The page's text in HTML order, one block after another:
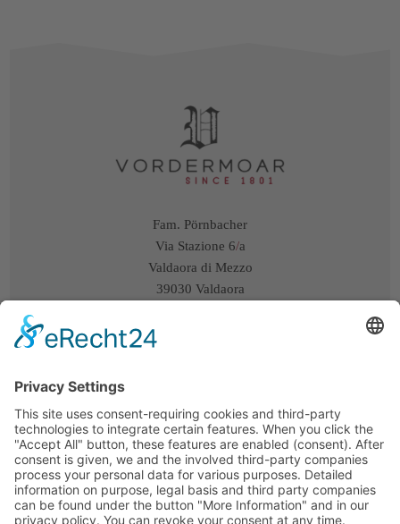
Fam. Pörnbacher
Via Stazione 6/a
Valdaora di Mezzo
39030 Valdaora
Arrivo/Mappa
P.IVA:IT03181060215